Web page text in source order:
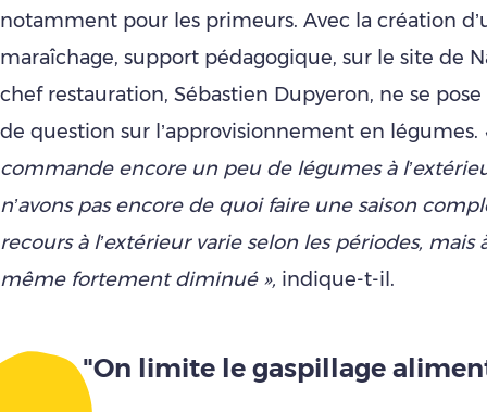
notamment pour les primeurs. Avec la création
maraîchage, support pédagogique, sur le site de
chef restauration, Sébastien Dupyeron, ne se
de question sur l’approvisionnement en légumes.
commande encore un peu de légumes à
n’avons pas encore de quoi faire une saison
recours à l’extérieur varie selon les périodes, mais
même fortement diminué », indique-t-il.
"On limite le gaspillage